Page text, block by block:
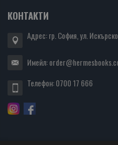
КОНТАКТИ
Адрес: гр. София, ул.
Имейл:
Телефон:0700 17 666